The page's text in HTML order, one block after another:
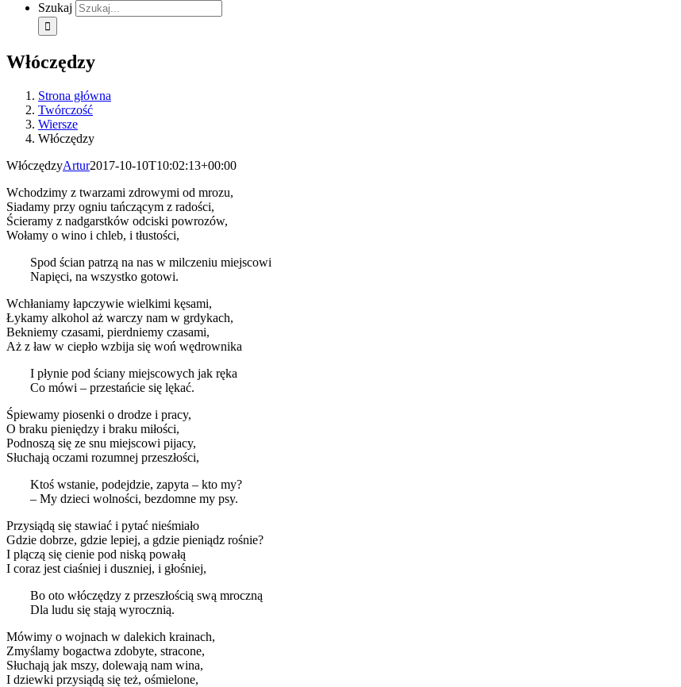
Szukaj
Włóczędzy
Strona główna
Twórczość
Wiersze
Włóczędzy
WłóczędzyArtur2017-10-10T10:02:13+00:00
Wchodzimy z twarzami zdrowymi od mrozu,
Siadamy przy ogniu tańczącym z radości,
Ścieramy z nadgarstków odciski powrozów,
Wołamy o wino i chleb, i tłustości,
Spod ścian patrzą na nas w milczeniu miejscowi
Napięci, na wszystko gotowi.
Wchłaniamy łapczywie wielkimi kęsami,
Łykamy alkohol aż warczy nam w grdykach,
Bekniemy czasami, pierdniemy czasami,
Aż z ław w ciepło wzbija się woń wędrownika
I płynie pod ściany miejscowych jak ręka
Co mówi – przestańcie się lękać.
Śpiewamy piosenki o drodze i pracy,
O braku pieniędzy i braku miłości,
Podnoszą się ze snu miejscowi pijacy,
Słuchają oczami rozumnej przeszłości,
Ktoś wstanie, podejdzie, zapyta – kto my?
– My dzieci wolności, bezdomne my psy.
Przysiądą się stawiać i pytać nieśmiało
Gdzie dobrze, gdzie lepiej, a gdzie pieniądz rośnie?
I plączą się cienie pod niską powałą
I coraz jest ciaśniej i duszniej, i głośniej,
Bo oto włóczędzy z przeszłością swą mroczną
Dla ludu się stają wyrocznią.
Mówimy o wojnach w dalekich krainach,
Zmyślamy bogactwa zdobyte, stracone,
Słuchają jak mszy, dolewają nam wina,
I dziewki przysiądą się też, ośmielone,